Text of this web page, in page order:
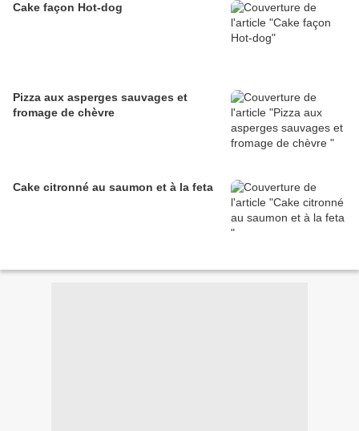
Cake façon Hot-dog
Pizza aux asperges sauvages et
fromage de chèvre
Cake citronné au saumon et à la feta